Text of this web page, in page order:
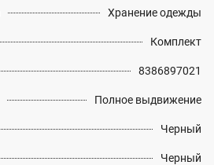
Хранение одежды
Комплект
8386897021
Полное выдвижение
Черный
Черный